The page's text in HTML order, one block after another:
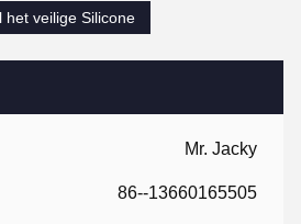
Mr. Jacky
86--13660165505
het veilige Silicone